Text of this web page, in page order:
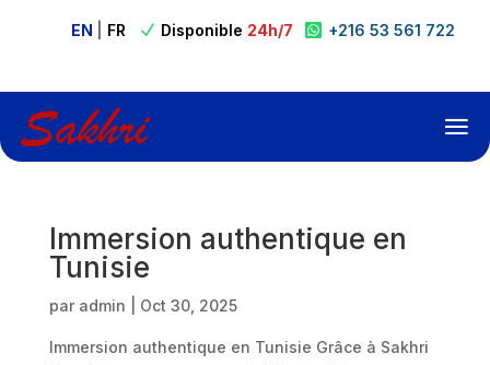
EN FR N Disponible 24h/7  +216 53 561 722
Immersion authentique en
Tunisie
par admin Oct 30, 2025
Immersion authentique en Tunisie Grâce à Sakhri